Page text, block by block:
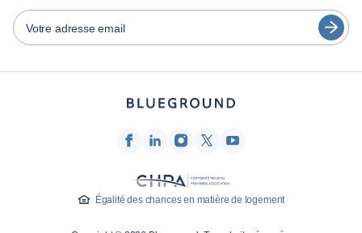
Opérateurs de location de meubles
Propriétaires
Partenaires de franchise
À propos de nous
Español
Français
Türkçe
Votre adresse email
Égalité des chances en matière de logement